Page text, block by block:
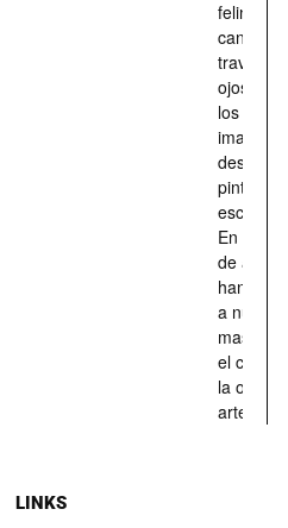
felinos y
caninos
través de
ojos
los han
descrito,
pintado,
En
de
han
a nuestras
mascotas
el centro
la obra de
arte.
LINKS